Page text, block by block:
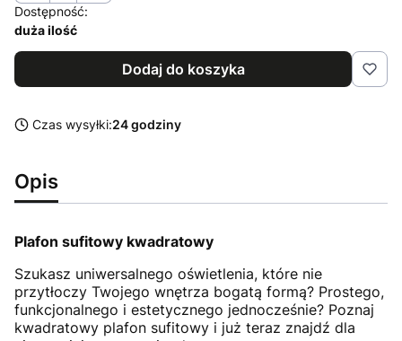
Dostępność:
duża ilość
Dodaj do koszyka
Czas wysyłki:24 godziny
Opis
Plafon sufitowy kwadratowy
Szukasz uniwersalnego oświetlenia, które nie
przytłoczy Twojego wnętrza bogatą formą? Prostego,
funkcjonalnego i estetycznego jednocześnie? Poznaj
kwadratowy plafon sufitowy i już teraz znajdź dla